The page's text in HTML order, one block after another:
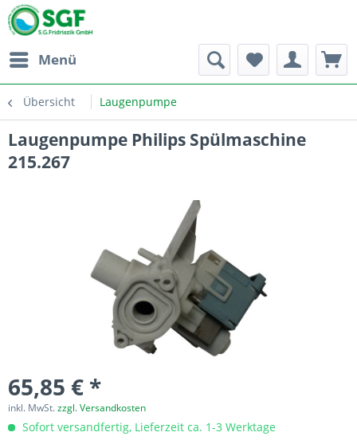
Menü
Übersicht Laugenpumpe
Laugenpumpe Philips Spülmaschine
215.267
65,85 € *
inkl. MwSt.zzgl. Versandkosten
Sofort versandfertig, Lieferzeit ca. 1-3 Werktage